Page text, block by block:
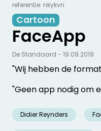
referentie: nkykvn
Cartoon
FaceApp
"Wij hebben de
"Geen app nodig om
Didier Reynders
De Standaard - 19.09.2019